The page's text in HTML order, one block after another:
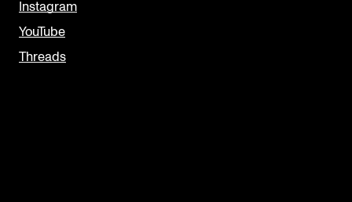
Instagram
YouTube
Threads